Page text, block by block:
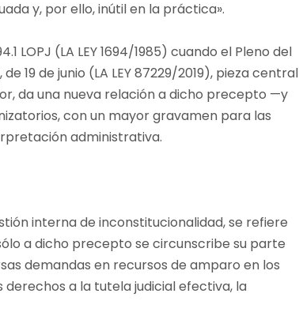
y, por ello, inútil en la práctica».
LOPJ (LA LEY 1694/1985) cuando el Pleno del
19 de junio (LA LEY 87229/2019), pieza central
da una nueva relación a dicho precepto —y
con un mayor gravamen para las
administrativa.
interna de inconstitucionalidad, se refiere
a dicho precepto se circunscribe su parte
demandas en recursos de amparo en los
a la tutela judicial efectiva, la